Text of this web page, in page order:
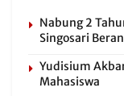
Nabung 2
Singosari
Yudisium
Mahasiswa